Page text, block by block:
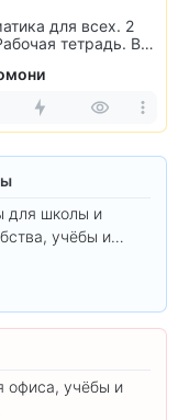
для всех. 2
тетрадь. В
для школы и
учёбы и
офиса, учёбы и